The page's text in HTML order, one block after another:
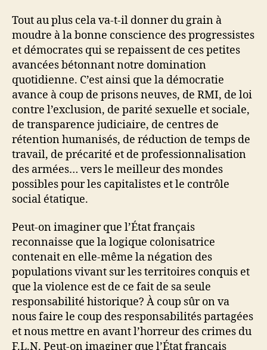
Tout au plus cela va-t-il donner du grain à
moudre à la bonne conscience des progressistes
et démocrates qui se repaissent de ces petites
avancées bétonnant notre domination
quotidienne. C’est ainsi que la démocratie
avance à coup de prisons neuves, de RMI, de loi
contre l’exclusion, de parité sexuelle et sociale,
de transparence judiciaire, de centres de
rétention humanisés, de réduction de temps de
travail, de précarité et de professionnalisation
des armées… vers le meilleur des mondes
possibles pour les capitalistes et le contrôle
social étatique.
Peut-on imaginer que l’État français
reconnaisse que la logique colonisatrice
contenait en elle-même la négation des
populations vivant sur les territoires conquis et
que la violence est de ce fait de sa seule
responsabilité historique? À coup sûr on va
nous faire le coup des responsabilités partagées
et nous mettre en avant l’horreur des crimes du
F.L.N. Peut-on imaginer que l’État français